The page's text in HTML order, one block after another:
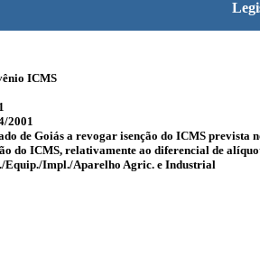
ICMS
2001
de Goiás a revogar isenção do ICMS prevista
do ICMS, relativamente ao diferencial de
Equip./Impl./Aparelho Agric. e Industrial